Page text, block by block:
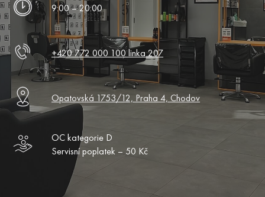
9:00 – 20:00
+420 772 000 100 linka 207
Opatovská 1753/12, Praha 4, Chodov
OC kategorie D
Servisní poplatek – 50 Kč